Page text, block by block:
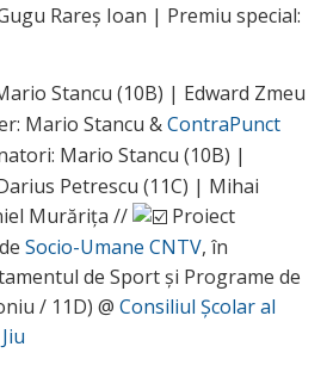
Rareș Ioan | Premiu special:
Stancu (10B) | Edward Zmeu
Mario Stancu &ContraPunct
Mario Stancu (10B) |
Petrescu (11C) | Mihai
Murărița //
Proiect
Socio-Umane CNTV, în
de Sport și Programe de
/ 11D) @ Consiliul Școlar al